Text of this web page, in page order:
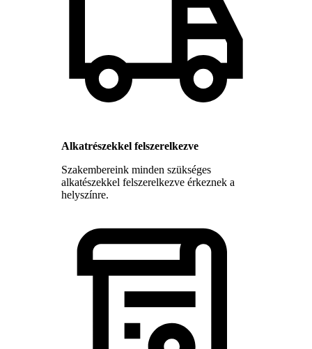
Alkatrészekkel felszerelkezve
Szakembereink minden szükséges
alkatészekkel felszerelkezve érkeznek a
helyszínre.